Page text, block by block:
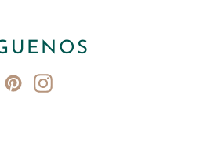
FacebookPinterest